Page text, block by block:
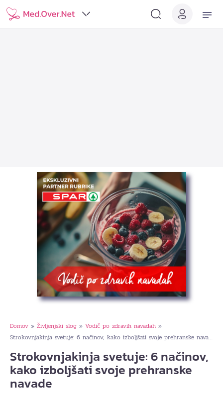
Domov » Življenjski slog » Vodič po zdravih navadah »
Strokovnjakinja svetuje: 6 načinov, kako izboljšati svoje prehranske navade
Strokovnjakinja svetuje: 6 načinov,
kako izboljšati svoje prehranske
navade